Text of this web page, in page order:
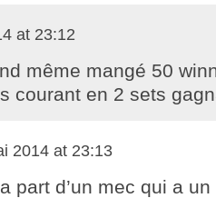
at 23:12
même mangé 50
courant en 2 sets
2014 at 23:13
part d’un mec qui a